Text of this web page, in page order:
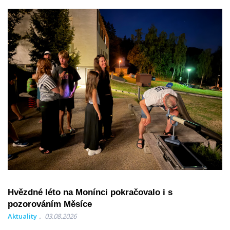
Hvězdné léto na Monínci pokračovalo i s
pozorováním Měsíce
Aktuality 03.08.2026